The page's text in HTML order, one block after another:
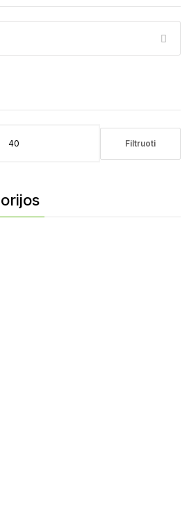
Filtruoti